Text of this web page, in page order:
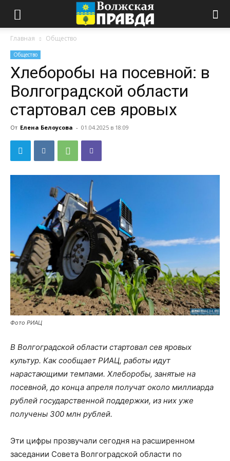
Главная Общество
Общество
Хлеборобы на посевной: в
Волгоградской области
стартовал сев яровых
От Елена Белоусова - 01.04.2025 в 18:09
Фото РИАЦ
В Волгоградской области стартовал сев яровых
культур. Как сообщает РИАЦ, работы идут
нарастающими темпами. Хлеборобы, занятые на
посевной, до конца апреля получат около миллиарда
рублей государственной поддержки, из них уже
получены 300 млн рублей.
Эти цифры прозвучали сегодня на расширенном
заседании Совета Волгоградской области по